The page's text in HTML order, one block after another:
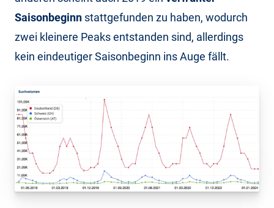
Saisonbeginn stattgefunden zu haben, wodurch
zwei kleinere Peaks entstanden sind, allerdings
kein eindeutiger Saisonbeginn ins Auge fällt.